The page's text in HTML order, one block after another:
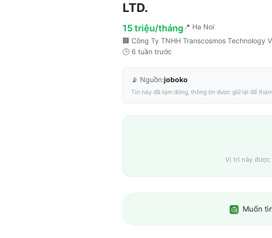
LTD.
15 triệu/tháng 📍 Ha Noi
🏢 Công Ty TNHH Transcosmos Technology
🕒 6 tuần trước
📡 Nguồn:joboko
Tin này đã tạm đóng, thông tin được giữ lại để
Vị trí này được
Muốn